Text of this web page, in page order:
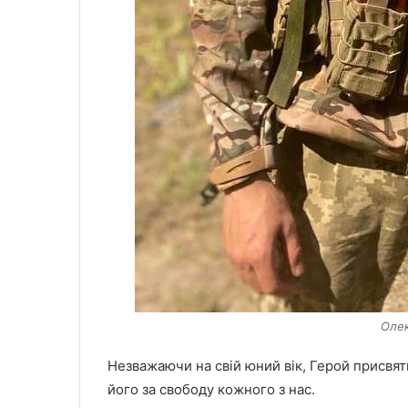
Незважаючи на свій юний вік, Герой
його за свободу кожного з нас.